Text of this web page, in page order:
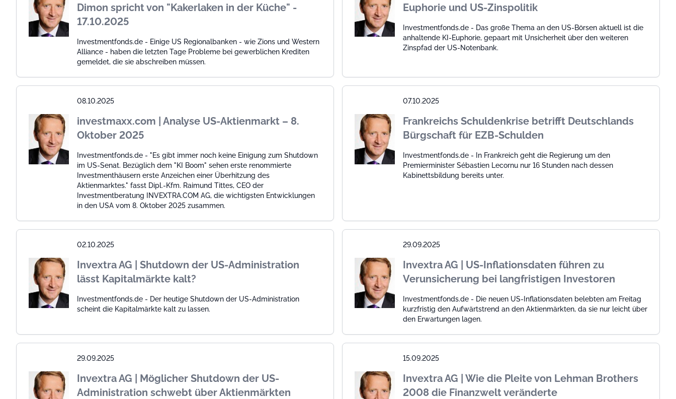
Dimon spricht von "Kakerlaken in der Küche" -
17.10.2025
Investmentfonds.de - Einige US Regionalbanken - wie Zions und Western
Alliance - haben die letzten Tage Probleme bei gewerblichen Krediten
gemeldet, die sie abschreiben müssen.
Euphorie und US-Zinspolitik
Investmentfonds.de - Das große Thema an den US-Börsen aktuell ist die
anhaltende KI-Euphorie, gepaart mit Unsicherheit über den weiteren
Zinspfad der US-Notenbank.
08.10.2025
investmaxx.com | Analyse US-Aktienmarkt – 8.
Oktober 2025
Investmentfonds.de - "Es gibt immer noch keine Einigung zum Shutdown
im US-Senat. Bezüglich dem "KI Boom" sehen erste renommierte
Investmenthäusern erste Anzeichen einer Überhitzung des
Aktienmarktes." fasst Dipl.-Kfm. Raimund Tittes, CEO der
Investmentberatung INVEXTRA.COM AG, die wichtigsten Entwicklungen
in den USA vom 8. Oktober 2025 zusammen.
07.10.2025
Frankreichs Schuldenkrise betrifft Deutschlands
Bürgschaft für EZB-Schulden
Investmentfonds.de - In Frankreich geht die Regierung um den
Premierminister Sébastien Lecornu nur 16 Stunden nach dessen
Kabinettsbildung bereits unter.
02.10.2025
Invextra AG | Shutdown der US-Administration
lässt Kapitalmärkte kalt?
Investmentfonds.de - Der heutige Shutdown der US-Administration
scheint die Kapitalmärkte kalt zu lassen.
29.09.2025
Invextra AG | US-Inflationsdaten führen zu
Verunsicherung bei langfristigen Investoren
Investmentfonds.de - Die neuen US-Inflationsdaten belebten am Freitag
kurzfristig den Aufwärtstrend an den Aktienmärkten, da sie nur leicht über
den Erwartungen lagen.
29.09.2025
Invextra AG | Möglicher Shutdown der US-
Administration schwebt über Aktienmärkten
15.09.2025
Invextra AG | Wie die Pleite von Lehman Brothers
2008 die Finanzwelt veränderte